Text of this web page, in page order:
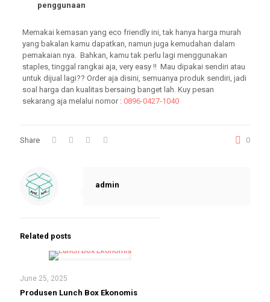
penggunaan
Memakai kemasan yang eco friendly ini, tak hanya harga murah
yang bakalan kamu dapatkan, namun juga kemudahan dalam
pemakaian nya. Bahkan, kamu tak perlu lagi menggunakan
staples, tinggal rangkai aja, very easy !! Mau dipakai sendiri atau
untuk dijual lagi?? Order aja disini, semuanya produk sendiri, jadi
soal harga dan kualitas bersaing banget lah. Kuy pesan
sekarang aja melalui nomor :0896-0427-1040
Share 0
admin
Related posts
June 25, 2025
Produsen Lunch Box Ekonomis